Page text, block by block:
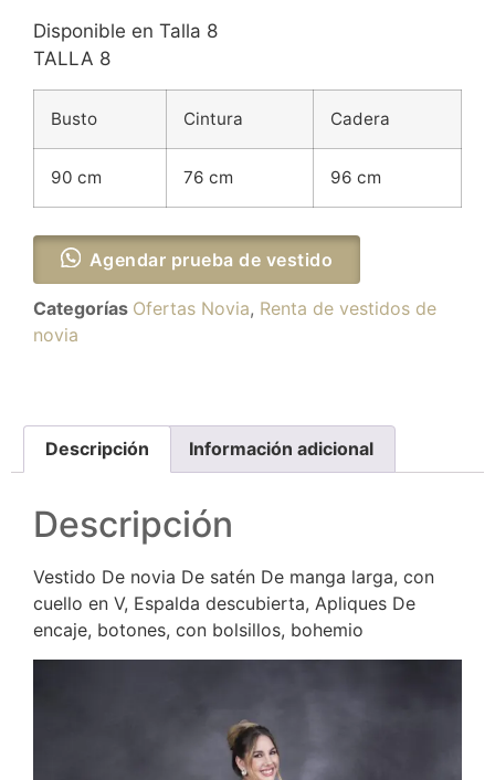
Disponible en Talla 8
TALLA 8
Busto Cintura Cadera
90 cm 76 cm 96 cm
Agendar prueba de vestido
Categorías Ofertas Novia, Renta de vestidos de
novia
Descripción Información adicional
Descripción
Vestido De novia De satén De manga larga, con
cuello en V, Espalda descubierta, Apliques De
encaje, botones, con bolsillos, bohemio